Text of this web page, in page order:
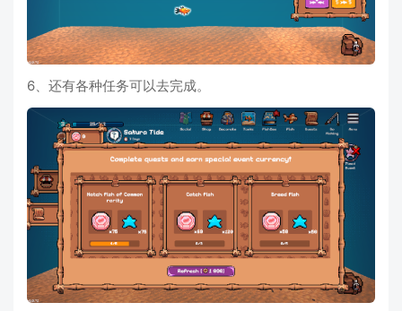
6、还有各种任务可以去完成。